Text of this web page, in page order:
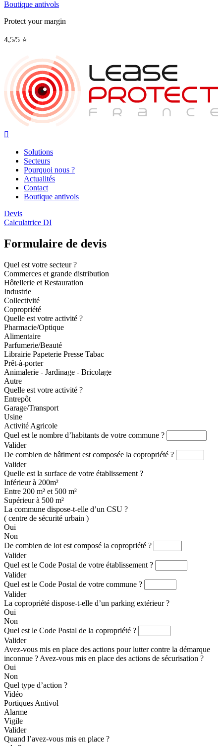
Boutique antivols
Protect your margin
4,5/5 ⭐️

Solutions
Secteurs
Pourquoi nous ?
Actualités
Contact
Boutique antivols
Devis
Calculatrice DI
Formulaire de devis
Quel est votre secteur ?
Commerces et grande distribution
Hôtellerie et Restauration
Industrie
Collectivité
Copropriété
Quelle est votre activité ?
Pharmacie/Optique
Alimentaire
Parfumerie/Beauté
Librairie Papeterie Presse Tabac
Prêt-à-porter
Animalerie - Jardinage - Bricolage
Autre
Quelle est votre activité ?
Entrepôt
Garage/Transport
Usine
Activité Agricole
Quel est le nombre d’habitants de votre commune ?
Valider
De combien de bâtiment est composée la copropriété ?
Valider
Quelle est la surface de votre établissement ?
Inférieur à 200m²
Entre 200 m² et 500 m²
Supérieur à 500 m²
La commune dispose-t-elle d’un CSU ?
( centre de sécurité urbain )
Oui
Non
De combien de lot est composé la copropriété ?
Valider
Quel est le Code Postal de votre établissement ?
Valider
Quel est le Code Postal de votre commune ?
Valider
La copropriété dispose-t-elle d’un parking extérieur ?
Oui
Non
Quel est le Code Postal de la copropriété ?
Valider
Avez-vous mis en place des actions pour lutter contre la démarque
inconnue ? Avez-vous mis en place des actions de sécurisation ?
Oui
Non
Quel type d’action ?
Vidéo
Portiques Antivol
Alarme
Vigile
Valider
Quand l’avez-vous mis en place ?